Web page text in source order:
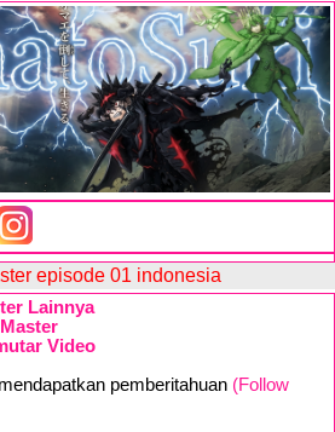
episode 01 indonesia
Lainnya
Video
pemberitahuan (Follow